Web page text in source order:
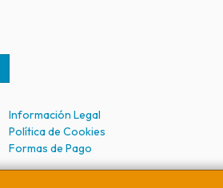
Información Legal
Política de Cookies
Formas de Pago